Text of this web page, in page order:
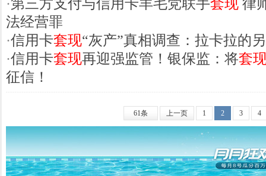
·第三方支付与信用卡羊毛党联手套现 律
法经营罪
·信用卡套现“灰产”真相调查：拉卡拉的
·信用卡套现再迎强监管！银保监：将套
征信！
61条 上一页 1 2 3 4